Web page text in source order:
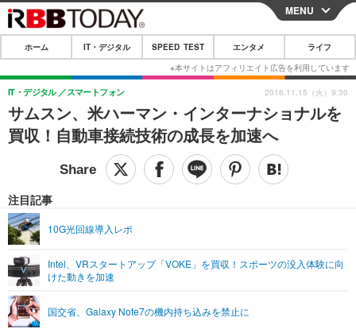
CLOSE
ホーム
IT・デジタル
IT・デジタルTOP スマートフォン
ガジェット・ツール
ショッピング その他
SPEED TEST
エンタメTOP 映画・ドラマ
グラビア
ショッピング
ライフTOP
その他
リリース一覧
プッシュ通知の停止方法
MENU
ホーム IT・デジタル SPEED TEST エンタメ ライフ
サムスン、米ハーマン・インターナショナルを
買収！自動車接続技術の成長を加速へ
IT・デジタル スマートフォン
注目記事
10G光回線導入レポ
Intel、VRスタートアップ「VOKE」を買収！スポーツの没入体験に向
けた動きを加速
国交省、Galaxy Note7の機内持ち込みを禁止に
2016.11.15（火）9:30